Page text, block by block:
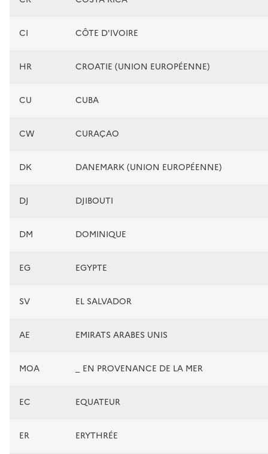
CI CÔTE D'IVOIRE
HR CROATIE (UNION EUROPÉENNE)
CU CUBA
CW CURAÇAO
DK DANEMARK (UNION EUROPÉENNE)
DJ DJIBOUTI
DM DOMINIQUE
EG EGYPTE
SV EL SALVADOR
AE EMIRATS ARABES UNIS
MOA _ EN PROVENANCE DE LA MER
EC EQUATEUR
ER ERYTHRÉE